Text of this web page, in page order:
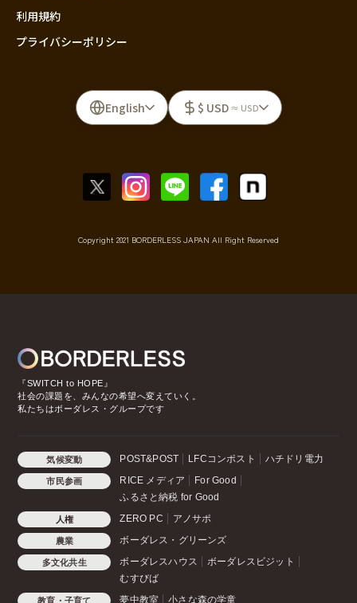
利用規約
プライバシーポリシー
English $ USD ≈ USD
Copyright 2021 BORDERLESS JAPAN All Right Reserved
『SWITCH to HOPE』
社会の課題を、みんなの希望へ変えていく。
私たちはボーダレス・グループです
気候変動 POST&POST LFCコンポスト ハチドリ電力
市民参画 RICE メディア
For Good
ふるさと納税 for Good
人権 ZERO PC アノサポ
農業 ボーダレス・グリーンズ
多文化共生 ボーダレスハウス
ボーダレスビジット
むすびば
教育・子育て 夢中教室 小さな森の学童